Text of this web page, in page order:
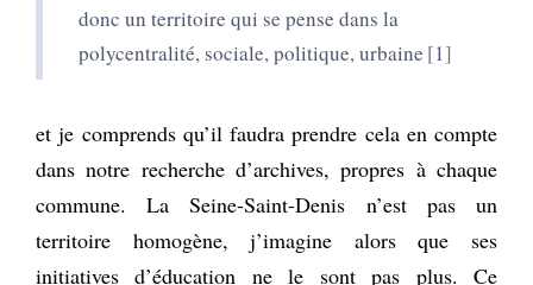
donc un territoire qui se pense dans la
polycentralité, sociale, politique, urbaine 1
et je comprends qu’il faudra prendre cela en compte
dans notre recherche d’archives, propres à chaque
commune. La Seine-Saint-Denis n’est pas un
territoire homogène, j’imagine alors que ses
initiatives d’éducation ne le sont pas plus. Ce